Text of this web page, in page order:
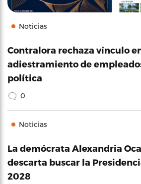
Noticias
Contralora rechaza vínculo
adiestramiento de
política
0
Noticias
La demócrata Alexandria
descarta buscar la
2028